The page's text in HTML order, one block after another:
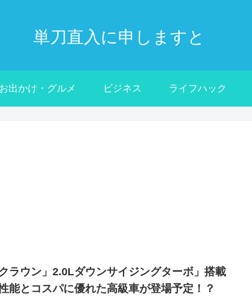
単刀直入に申しますと
お出かけ・グルメ ビジネス ライフハック
ラウン」2.0Lダウンサイジングターボ」搭載
能とコスパに優れた高級車が登場予定！？